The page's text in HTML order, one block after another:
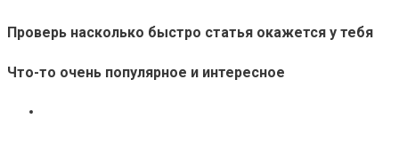
Проверь насколько быстро статья окажется у тебя
Что-то очень популярное и интересное